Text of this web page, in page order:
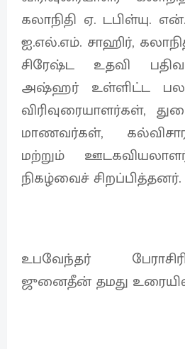
கலாநிதி ஏ. டபிள்யு.
ஐ.எல்.எம். சாஹிர்,
சிரேஷ்ட உதவி
அஷ்ஹர் உள்ளிட்ட பல
விரிவுரையாளர்கள்,
மாணவர்கள்,
மற்றும்
நிகழ்வைச் சிறப்பித்தனர்.
உபவேந்தர்
ஜுனைதீன் தமது